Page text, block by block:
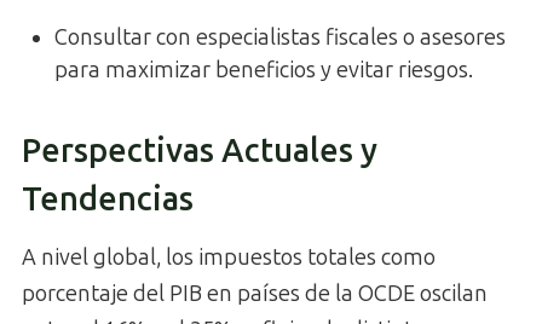
Consultar con especialistas fiscales o asesores
para maximizar beneficios y evitar riesgos.
Perspectivas Actuales y
Tendencias
A nivel global, los impuestos totales como
porcentaje del PIB en países de la OCDE oscilan